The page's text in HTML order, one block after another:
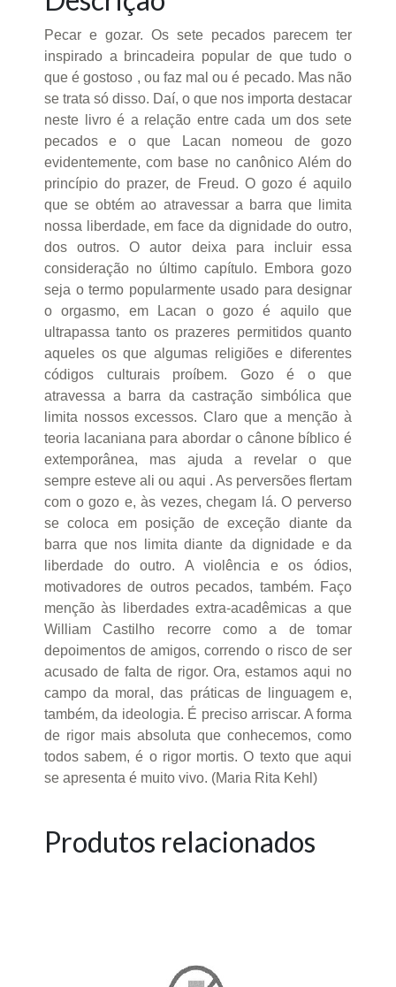
Pecar e gozar. Os sete pecados parecem ter
inspirado a brincadeira popular de que tudo o
que é gostoso , ou faz mal ou é pecado. Mas não
se trata só disso. Daí, o que nos importa destacar
neste livro é a relação entre cada um dos sete
pecados e o que Lacan nomeou de gozo
evidentemente, com base no canônico Além do
princípio do prazer, de Freud. O gozo é aquilo
que se obtém ao atravessar a barra que limita
nossa liberdade, em face da dignidade do outro,
dos outros. O autor deixa para incluir essa
consideração no último capítulo. Embora gozo
seja o termo popularmente usado para designar
o orgasmo, em Lacan o gozo é aquilo que
ultrapassa tanto os prazeres permitidos quanto
aqueles os que algumas religiões e diferentes
códigos culturais proíbem. Gozo é o que
atravessa a barra da castração simbólica que
limita nossos excessos. Claro que a menção à
teoria lacaniana para abordar o cânone bíblico é
extemporânea, mas ajuda a revelar o que
sempre esteve ali ou aqui . As perversões flertam
com o gozo e, às vezes, chegam lá. O perverso
se coloca em posição de exceção diante da
barra que nos limita diante da dignidade e da
liberdade do outro. A violência e os ódios,
motivadores de outros pecados, também. Faço
menção às liberdades extra-acadêmicas a que
William Castilho recorre como a de tomar
depoimentos de amigos, correndo o risco de ser
acusado de falta de rigor. Ora, estamos aqui no
campo da moral, das práticas de linguagem e,
também, da ideologia. É preciso arriscar. A forma
de rigor mais absoluta que conhecemos, como
todos sabem, é o rigor mortis. O texto que aqui
se apresenta é muito vivo. (Maria Rita Kehl)
Produtos relacionados